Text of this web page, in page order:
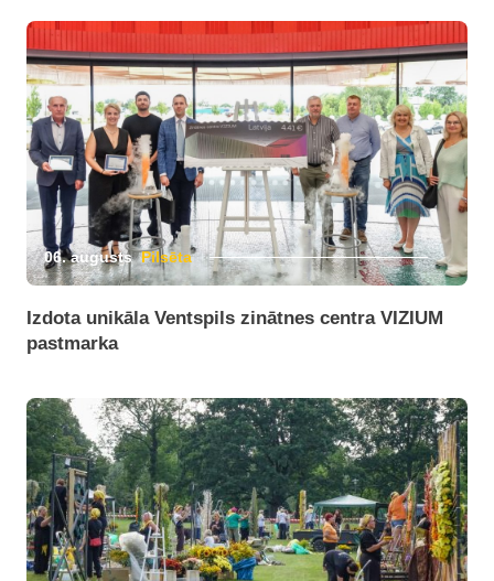
06. augusts Pilsēta
Izdota unikāla Ventspils zinātnes centra VIZIUM
pastmarka